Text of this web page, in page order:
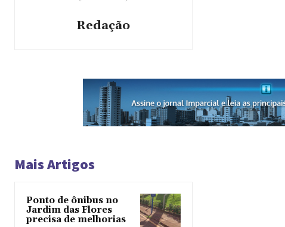
Redação
Mais Artigos
Ponto de ônibus no
Jardim das Flores
precisa de melhorias